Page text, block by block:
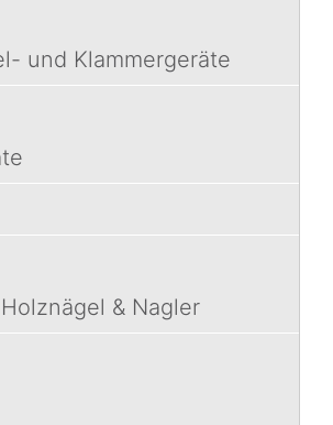
und Klammergeräte
& Nagler